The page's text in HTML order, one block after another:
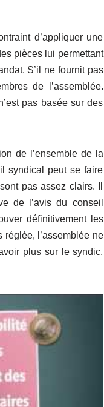
d’appliquer une
pièces lui permettant
S’il ne fournit pas
de l’assemblée.
pas basée sur des
de l’ensemble de la
syndical peut se faire
pas assez clairs. Il
de l’avis du conseil
définitivement les
réglée, l’assemblée ne
plus sur le syndic,